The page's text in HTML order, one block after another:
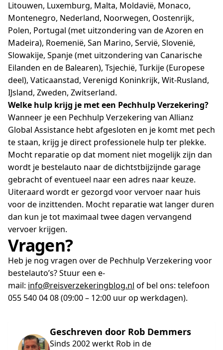
Litouwen, Luxemburg, Malta, Moldavië, Monaco,
Montenegro, Nederland, Noorwegen, Oostenrijk,
Polen, Portugal (met uitzondering van de Azoren en
Madeira), Roemenië, San Marino, Servië, Slovenië,
Slowakije, Spanje (met uitzondering van Canarische
Eilanden en de Balearen), Tsjechië, Turkije (Europese
deel), Vaticaanstad, Verenigd Koninkrijk, Wit-Rusland,
IJsland, Zweden, Zwitserland.
Welke hulp krijg je met een Pechhulp Verzekering?
Wanneer je een Pechhulp Verzekering van Allianz
Global Assistance hebt afgesloten en je komt met pech
te staan, krijg je direct professionele hulp ter plekke.
Mocht reparatie op dat moment niet mogelijk zijn dan
wordt je bestelauto naar de dichtstbijzijnde garage
gebracht of eventueel naar een adres naar keuze.
Uiteraard wordt er gezorgd voor vervoer naar huis
voor de inzittenden. Mocht reparatie wat langer duren
dan kun je tot maximaal twee dagen vervangend
vervoer krijgen.
Vragen?
Heb je nog vragen over de Pechhulp Verzekering voor
bestelauto’s? Stuur een e-
mail: info@reisverzekeringblog.nl of bel ons: telefoon
055 540 04 08 (09:00 – 12:00 uur op werkdagen).
Geschreven door Rob Demmers
Sinds 2002 werkt Rob in de